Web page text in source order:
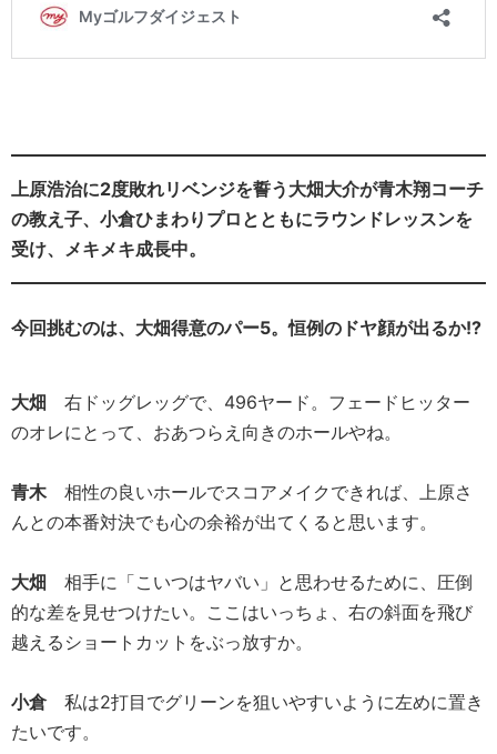
上原浩治に2度敗れリベンジを誓う大畑大介が青木翔コーチ
の教え子、小倉ひまわりプロとともにラウンドレッスンを
受け、メキメキ成長中。
今回挑むのは、大畑得意のパー5。恒例のドヤ顔が出るか!?
大畑 右ドッグレッグで、496ヤード。フェードヒッター
のオレにとって、おあつらえ向きのホールやね。
青木相性の良いホールでスコアメイクできれば、上原さ
んとの本番対決でも心の余裕が出てくると思います。
大畑 相手に「こいつはヤバい」と思わせるために、圧倒
的な差を見せつけたい。ここはいっちょ、右の斜面を飛び
越えるショートカットをぶっ放すか。
小倉私は2打目でグリーンを狙いやすいように左めに置き
たいです。